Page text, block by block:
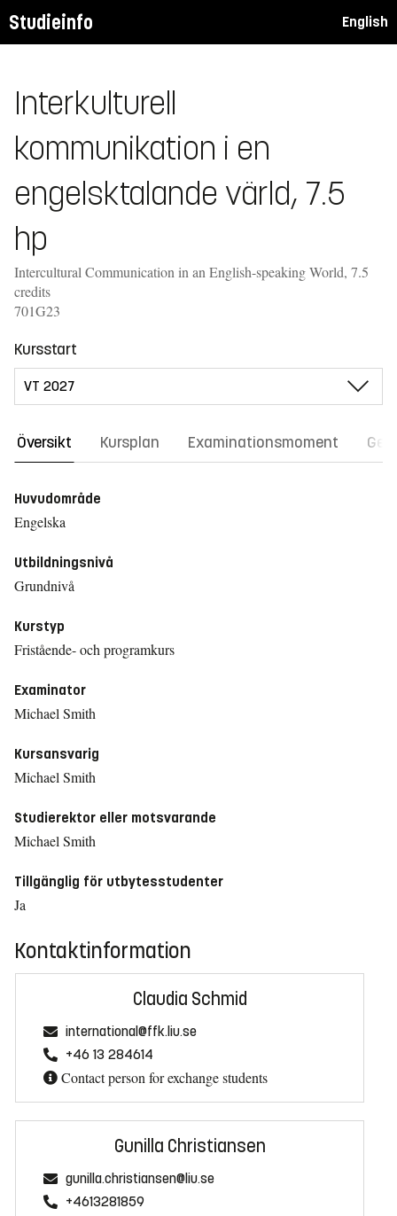
Studieinfo English
Interkulturell
kommunikation i en
engelsktalande värld, 7.5
hp
Intercultural Communication in an English-speaking World, 7.5
credits
701G23
Kursstart
Översikt Kursplan Examinationsmoment
Huvudområde
Engelska
Utbildningsnivå
Grundnivå
Kurstyp
Fristående- och programkurs
Examinator
Michael Smith
Kursansvarig
Michael Smith
Studierektor eller motsvarande
Michael Smith
Tillgänglig för utbytesstudenter
Ja
Kontaktinformation
Claudia Schmid
international@ffk.liu.se
+46 13 284614
Contact person for exchange students
Gunilla Christiansen
gunilla.christiansen@liu.se
+4613281859